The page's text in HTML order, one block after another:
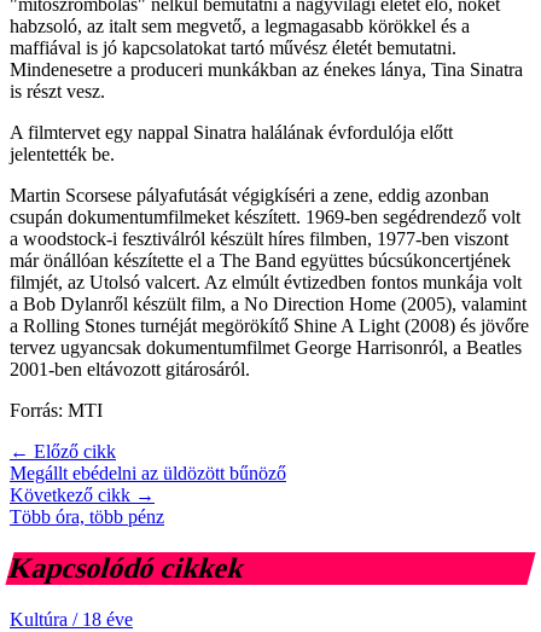
"mítoszrombolás" nélkül bemutatni a nagyvilági életet élő, nőket
habzsoló, az italt sem megvető, a legmagasabb körökkel és a
maffiával is jó kapcsolatokat tartó művész életét bemutatni.
Mindenesetre a produceri munkákban az énekes lánya, Tina Sinatra
is részt vesz.
A filmtervet egy nappal Sinatra halálának évfordulója előtt
jelentették be.
Martin Scorsese pályafutását végigkíséri a zene, eddig azonban
csupán dokumentumfilmeket készített. 1969-ben segédrendező volt
a woodstock-i fesztiválról készült híres filmben, 1977-ben viszont
már önállóan készítette el a The Band együttes búcsúkoncertjének
filmjét, az Utolsó valcert. Az elmúlt évtizedben fontos munkája volt
a Bob Dylanről készült film, a No Direction Home (2005), valamint
a Rolling Stones turnéját megörökítő Shine A Light (2008) és jövőre
tervez ugyancsak dokumentumfilmet George Harrisonról, a Beatles
2001-ben eltávozott gitárosáról.
Forrás: MTI
← Előző cikk
Megállt ebédelni az üldözött bűnöző
Következő cikk →
Több óra, több pénz
Kapcsolódó cikkek
Kultúra / 18 éve